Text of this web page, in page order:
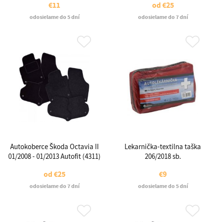
€11
odosielame do 5 dní
od€25
odosielame do 7 dní
Autokoberce Škoda Octavia II
01/2008 - 01/2013 Autofit (4311)
od€25
odosielame do 7 dní
Lekarnička-textilna taška
206/2018 sb.
€9
odosielame do 5 dní